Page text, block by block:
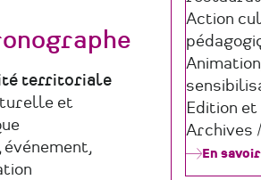
territoriale
et
événement,
Action
Edition
Archives
En savoir